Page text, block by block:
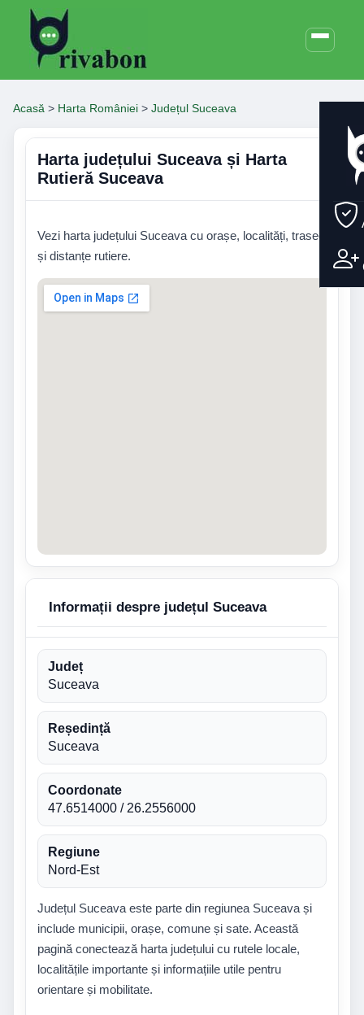
Acasă > Harta României > Județul Suceava
Harta județului Suceava și Harta
Rutieră Suceava
Vezi harta județului Suceava cu orașe, localități, trasee
și distanțe rutiere.
Informații despre județul Suceava
Județ
Suceava
Reședință
Suceava
Coordonate
47.6514000 / 26.2556000
Regiune
Nord-Est
Județul Suceava este parte din regiunea Suceava și
include municipii, orașe, comune și sate. Această
pagină conectează harta județului cu rutele locale,
localitățile importante și informațiile utile pentru
orientare și mobilitate.